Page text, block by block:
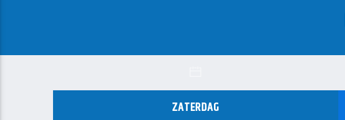
ZATERDAG